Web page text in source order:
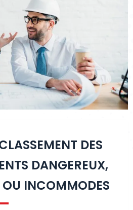
DES
DANGEREUX,
OU INCOMMODES